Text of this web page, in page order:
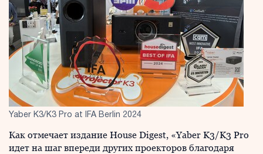
Yaber K3/K3 Pro at IFA Berlin 2024
Как отмечает издание House Digest, «Yaber K3/K3 Pro
идет на шаг впереди других проекторов благодаря